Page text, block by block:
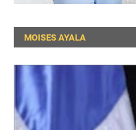
MOISES AYALA